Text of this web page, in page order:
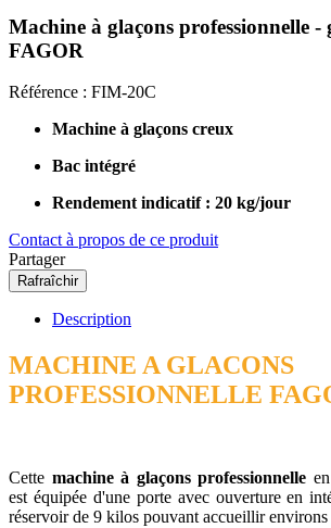
Machine à glaçons professionnelle -
FAGOR
Référence : FIM-20C
Machine à glaçons creux
Bac intégré
Rendement indicatif : 20 kg/jour
Contact à propos de ce produit
Partager
Description
MACHINE A GLACONS
PROFESSIONNELLE
Cette machine à glaçons professionnelle
est équipée d'une porte avec ouverture en
réservoir de 9 kilos pouvant accueillir environs